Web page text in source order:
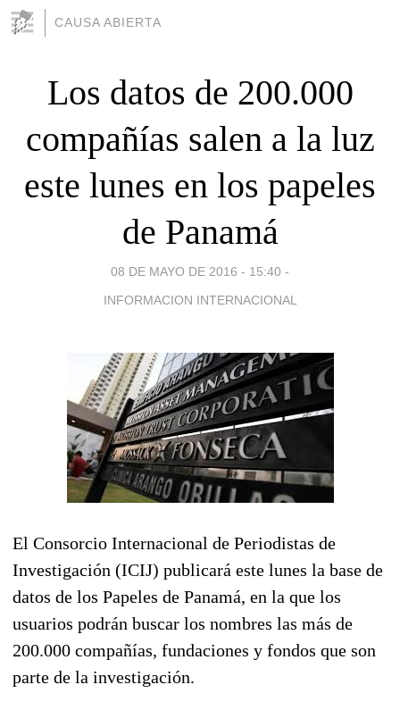
CAUSA ABIERTA
Los datos de 200.000
compañías salen a la luz
este lunes en los papeles
de Panamá
08 DE MAYO DE 2016 - 15:40 -
INFORMACION INTERNACIONAL
El Consorcio Internacional de Periodistas de
Investigación (ICIJ) publicará este lunes la base de
datos de los Papeles de Panamá, en la que los
usuarios podrán buscar los nombres las más de
200.000 compañías, fundaciones y fondos que son
parte de la investigación.